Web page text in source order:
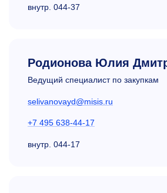
внутр. 044-37
Родионова Юлия
Ведущий специалист по закупкам
selivanovayd@misis.ru
+7 495 638-44-17
внутр. 044-17